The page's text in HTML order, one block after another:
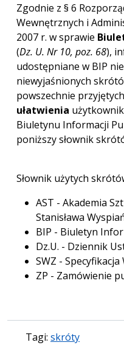
Zgodnie z § 6
Wewnętrznych i
2007 r. w sprawie
(Dz. U. Nr 10, poz. 68),
udostępniane w BIP
niewyjaśnionych
powszechnie
ułatwienia
Biuletynu Informacji
poniższy słownik
Słownik użytych
AST - Akademia
Stanisława
BIP - Biuletyn
Dz.U. - Dziennik
SWZ -
ZP - Zamówienie
Tagi: skróty